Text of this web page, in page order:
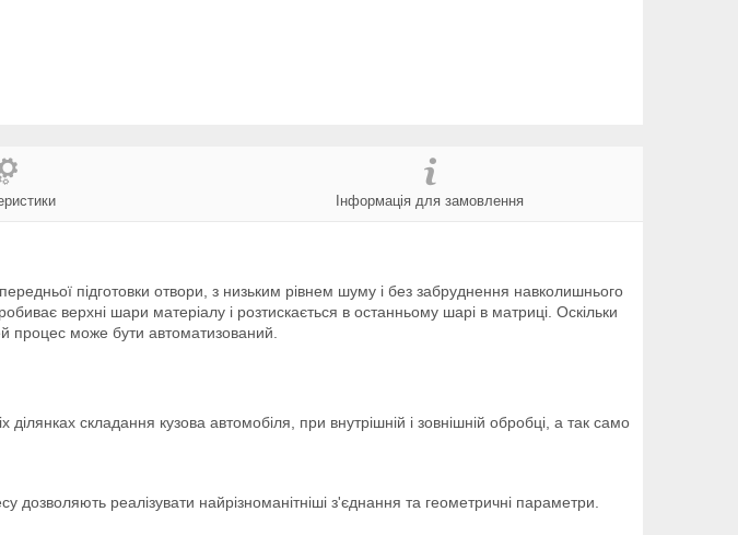
Інформація для замовлення
підготовки отвори, з низьким рівнем шуму і без забруднення навколишнього
верхні шари матеріалу і розтискається в останньому шарі в матриці. Оскільки
процес може бути автоматизований.
складання кузова автомобіля, при внутрішній і зовнішній обробці, а так само
реалізувати найрізноманітніші з'єднання та геометричні параметри.